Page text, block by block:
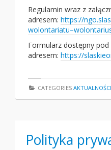
Regulamin wraz z
adresem: https://
Formularz dostępny pod
adresem: https://
CATEGORIES AKTUALNOŚCI
Polityka